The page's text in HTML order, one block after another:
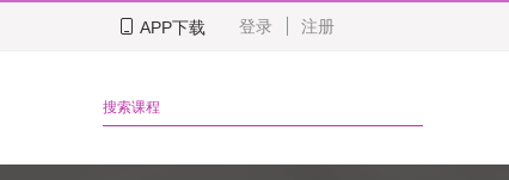
APP下载 登录 注册